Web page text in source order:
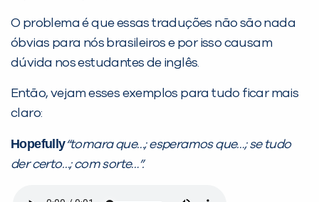
O problema é que essas traduções não são nada
óbvias para nós brasileiros e por isso causam
dúvida nos estudantes de inglês.
Então, vejam esses exemplos para tudo ficar mais
claro:
Hopefully“tomara que…; esperamos que…; se tudo
der certo…; com sorte…”.